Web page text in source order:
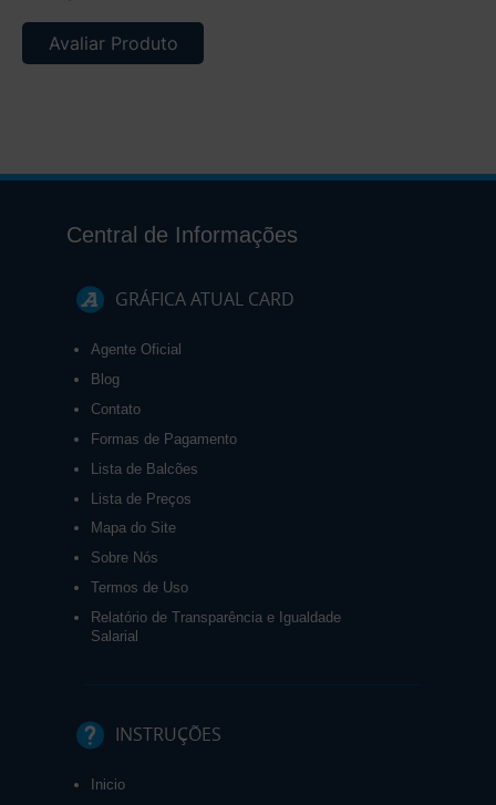
Avaliar Produto
Central de Informações
GRÁFICA ATUAL CARD
Agente Oficial
Blog
Contato
Formas de Pagamento
Lista de Balcões
Lista de Preços
Mapa do Site
Sobre Nós
Termos de Uso
Relatório de Transparência e Igualdade
Salarial
INSTRUÇÕES
Inicio